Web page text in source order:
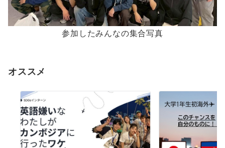
参加したみんなの集合写真
オススメ